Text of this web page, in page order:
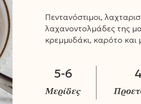
Πεντανόστιμοι,
λαχανοντολμάδες της
κρεμμυδάκι, καρότο και
5-6